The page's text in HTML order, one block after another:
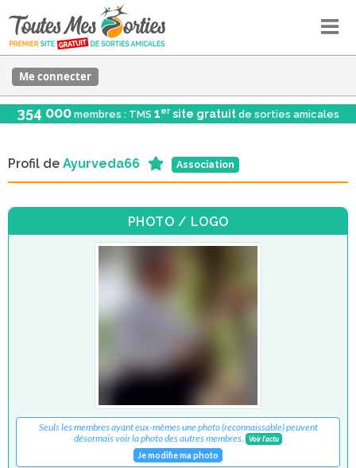
Me connecter
354 000 membres : TMS 1er site gratuit de sorties amicales
Profil de Ayurveda66 Association
PHOTO / LOGO
Seuls les membres ayant eux-mêmes une photo (reconnaissable) peuvent
désormais voir la photo des autres membres.
Voir l'actu
Je modifie ma photo